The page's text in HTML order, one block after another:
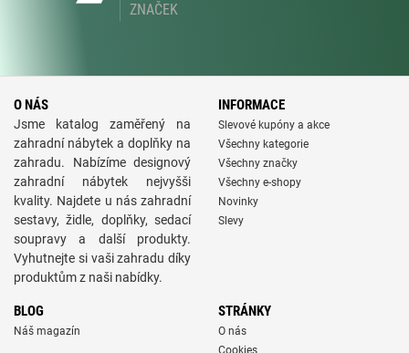
ZNAČEK
O NÁS
Jsme katalog zaměřený na
zahradní nábytek a doplňky na
zahradu. Nabízíme designový
zahradní nábytek nejvyšši
kvality. Najdete u nás zahradní
sestavy, židle, doplňky, sedací
soupravy a další produkty.
Vyhutnejte si vaši zahradu díky
produktům z naši nabídky.
INFORMACE
Slevové kupóny a akce
Všechny kategorie
Všechny značky
Všechny e-shopy
Novinky
Slevy
BLOG
Náš magazín
STRÁNKY
O nás
Cookies